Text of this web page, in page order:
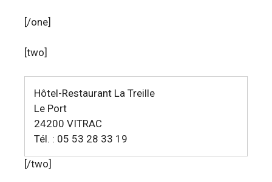
[/one]
[two]
Hôtel-Restaurant La Treille
Le Port
24200 VITRAC
Tél. : 05 53 28 33 19
[/two]